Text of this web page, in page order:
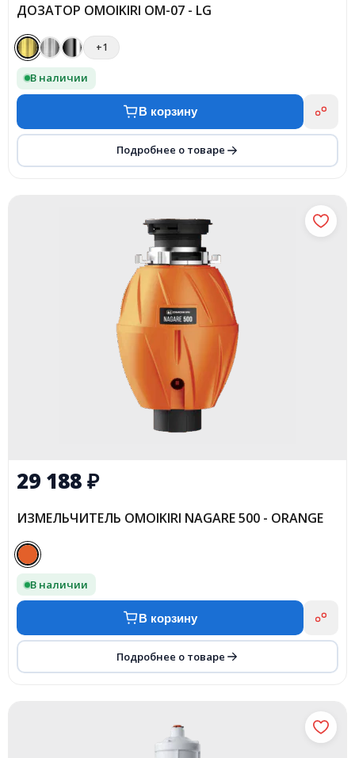
ДОЗАТОР OMOIKIRI OM-07 - LG
+1
В наличии
В корзину
Подробнее о товаре
29 188₽
ИЗМЕЛЬЧИТЕЛЬ OMOIKIRI NAGARE 500 - ORANGE
В наличии
В корзину
Подробнее о товаре